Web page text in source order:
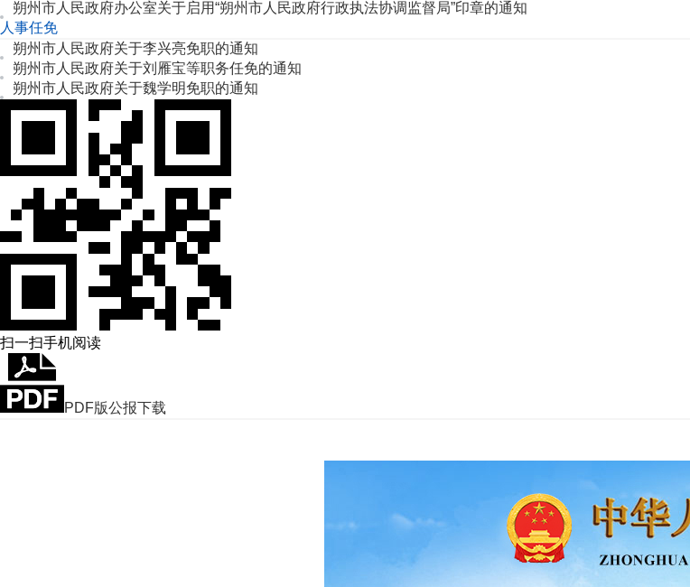
朔州市人民政府办公室关于启用“朔州市人民政府行政执法协调监督局”印章的通知
人事任免
朔州市人民政府关于李兴亮免职的通知
朔州市人民政府关于刘雁宝等职务任免的通知
朔州市人民政府关于魏学明免职的通知
扫一扫手机阅读
PDF版公报下载